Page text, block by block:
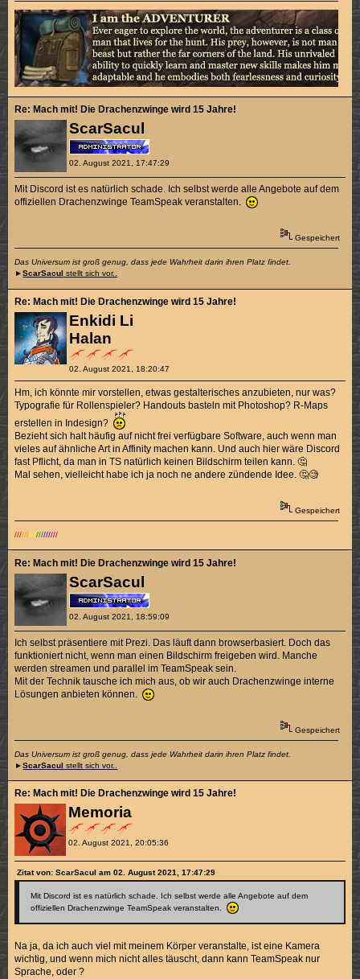
ScarSacul
02. August 2021, 17:47:29
Re: Mach mit! Die Drachenzwinge wird 15 Jahre!
Mit Discord ist es natürlich schade. Ich selbst werde alle Angebote auf dem
offiziellen Drachenzwinge TeamSpeak veranstalten.
Gespeichert
Das Universum ist groß genug, dass jede Wahrheit darin ihren Platz findet.
►ScarSacul stellt sich vor..
Enkidi Li
Halan
02. August 2021, 18:20:47
Re: Mach mit! Die Drachenzwinge wird 15 Jahre!
Hm, ich könnte mir vorstellen, etwas gestalterisches anzubieten, nur was?
Typografie für Rollenspieler? Handouts basteln mit Photoshop? R-Maps
erstellen in Indesign?
Bezieht sich halt häufig auf nicht frei verfügbare Software, auch wenn man
vieles auf ähnliche Art in Affinity machen kann. Und auch hier wäre Discord
fast Pflicht, da man in TS natürlich keinen Bildschirm teilen kann. 🤔
Mal sehen, vielleicht habe ich ja noch ne andere zündende Idee. 🤔🧐
Gespeichert
//////////////////
ScarSacul
02. August 2021, 18:59:09
Re: Mach mit! Die Drachenzwinge wird 15 Jahre!
Ich selbst präsentiere mit Prezi. Das läuft dann browserbasiert. Doch das
funktioniert nicht, wenn man einen Bildschirm freigeben wird. Manche
werden streamen und parallel im TeamSpeak sein.
Mit der Technik tausche ich mich aus, ob wir auch Drachenzwinge interne
Lösungen anbieten können.
Gespeichert
Das Universum ist groß genug, dass jede Wahrheit darin ihren Platz findet.
►ScarSacul stellt sich vor..
Memoria
02. August 2021, 20:05:36
Re: Mach mit! Die Drachenzwinge wird 15 Jahre!
Zitat von: ScarSacul am 02. August 2021, 17:47:29
Mit Discord ist es natürlich schade. Ich selbst werde alle Angebote auf dem
offiziellen Drachenzwinge TeamSpeak veranstalten.
Na ja, da ich auch viel mit meinem Körper veranstalte, ist eine Kamera
wichtig, und wenn mich nicht alles täuscht, dann kann TeamSpeak nur
Sprache, oder ?